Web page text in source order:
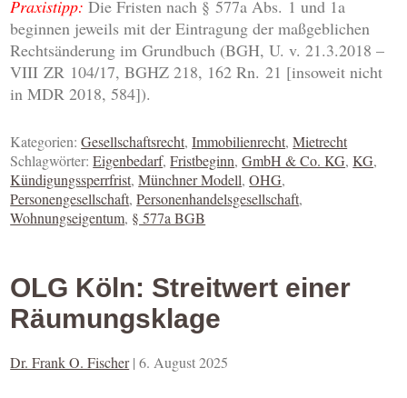
Praxistipp: Die Fristen nach § 577a Abs. 1 und 1a
beginnen jeweils mit der Eintragung der maßgeblichen
Rechtsänderung im Grundbuch (BGH, U. v. 21.3.2018 –
VIII ZR 104/17, BGHZ 218, 162 Rn. 21 [insoweit nicht
in MDR 2018, 584]).
Kategorien:Gesellschaftsrecht,Immobilienrecht,Mietrecht
Schlagwörter:Eigenbedarf,Fristbeginn,GmbH & Co. KG,KG,
Kündigungssperrfrist,Münchner Modell,OHG,
Personengesellschaft,Personenhandelsgesellschaft,
Wohnungseigentum, § 577a BGB
OLG Köln: Streitwert einer
Räumungsklage
Dr. Frank O. Fischer |6. August 2025